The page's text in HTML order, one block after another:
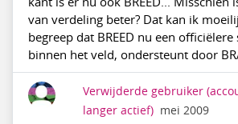
van verdeling beter? Dat kan ik
begreep dat BREED nu een
binnen het veld, ondersteunt door
Verwijderde gebruiker
langer actief) mei 2009